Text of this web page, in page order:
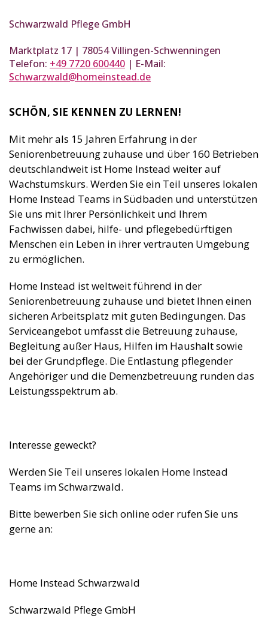
Schwarzwald Pflege GmbH
Marktplatz 17 | 78054 Villingen-Schwenningen
Telefon: +49 7720 600440 | E-Mail:
Schwarzwald@homeinstead.de
SCHÖN, SIE KENNEN ZU LERNEN!
Mit mehr als 15 Jahren Erfahrung in der
Seniorenbetreuung zuhause und über 160 Betrieben
deutschlandweit ist Home Instead weiter auf
Wachstumskurs. Werden Sie ein Teil unseres lokalen
Home Instead Teams in Südbaden und unterstützen
Sie uns mit Ihrer Persönlichkeit und Ihrem
Fachwissen dabei, hilfe- und pflegebedürftigen
Menschen ein Leben in ihrer vertrauten Umgebung
zu ermöglichen.
Home Instead ist weltweit führend in der
Seniorenbetreuung zuhause und bietet Ihnen einen
sicheren Arbeitsplatz mit guten Bedingungen. Das
Serviceangebot umfasst die Betreuung zuhause,
Begleitung außer Haus, Hilfen im Haushalt sowie
bei der Grundpflege. Die Entlastung pflegender
Angehöriger und die Demenzbetreuung runden das
Leistungsspektrum ab.
Interesse geweckt?
Werden Sie Teil unseres lokalen Home Instead
Teams im Schwarzwald.
Bitte bewerben Sie sich online oder rufen Sie uns
gerne an:
Home Instead Schwarzwald
Schwarzwald Pflege GmbH